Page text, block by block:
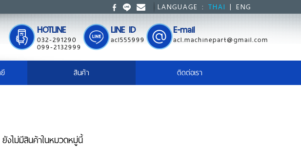
LANGUAGE : THAI | ENG
HOTLINE
032-291290
099-2132999
LINE ID
acl555999
E-mail
acl.machinepart@gmail.com
สินค้า ติดต่อเรา
ยังไม่มีสินค้าในหมวดหมู่นี้